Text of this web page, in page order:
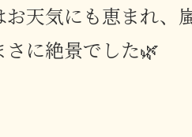
お天気にも恵まれ、
さに絶景でした🌿